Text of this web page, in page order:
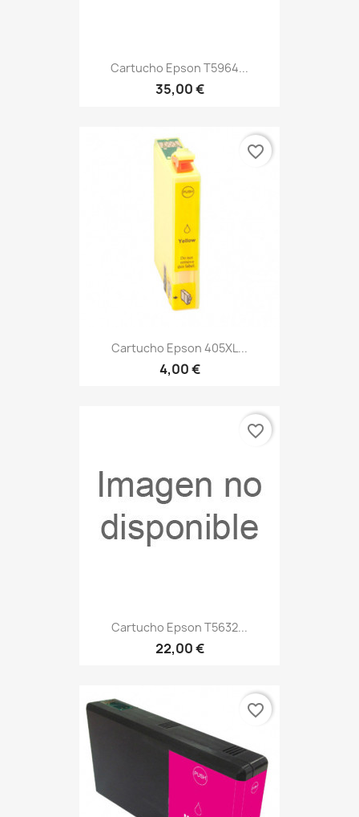
Cartucho Epson T5964...
35,00 €
Cartucho Epson 405XL...
4,00 €
favorite_border
Cartucho Epson T5632...
22,00 €
favorite_border
favorite_border